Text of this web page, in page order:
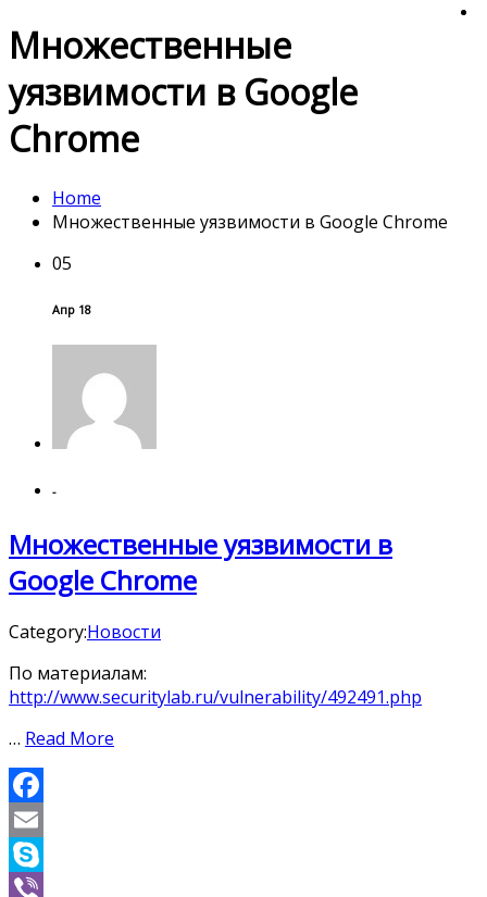
Множественные
уязвимости в Google
Chrome
Home
Множественные уязвимости в Google Chrome
05
Апр 18
-
Множественные уязвимости в
Google Chrome
Category:Новости
По материалам:
http://www.securitylab.ru/vulnerability/492491.php
… Read More
Facebook
Email
Skype